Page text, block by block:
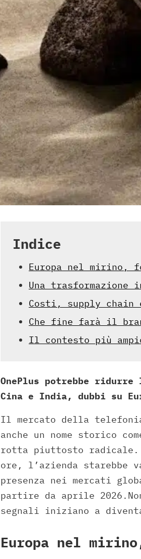
Indice
Europa nel mirino,
Una
Costi, supply chain
Che fine farà il
Il contesto più
OnePlus potrebbe
Cina e India, dubbi su
Il mercato della
anche un nome storico
rotta piuttosto radicale.
ore, l’azienda starebbe
presenza nei mercati
partire da aprile
segnali iniziano a
Europa nel